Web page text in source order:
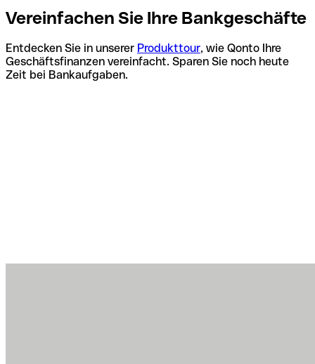
Vereinfachen Sie Ihre Bankgeschäfte
Entdecken Sie in unserer Produkttour, wie Qonto Ihre
Geschäftsfinanzen vereinfacht. Sparen Sie noch heute
Zeit bei Bankaufgaben.